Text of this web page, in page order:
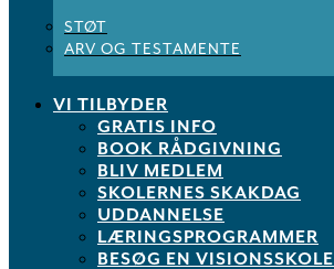
STØT
ARV OG TESTAMENTE
VI TILBYDER
GRATIS INFO
BOOK RÅDGIVNING
BLIV MEDLEM
SKOLERNES SKAKDAG
UDDANNELSE
LÆRINGSPROGRAMMER
BESØG EN VISIONSSKOLE